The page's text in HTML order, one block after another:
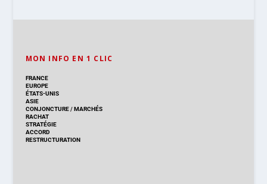
MON INFO EN 1 CLIC
FRANCE
EUROPE
ÉTATS-UNIS
ASIE
CONJONCTURE/MARCHÉS
RACHAT
STRATÉGIE
ACCORD
RESTRUCTURATION